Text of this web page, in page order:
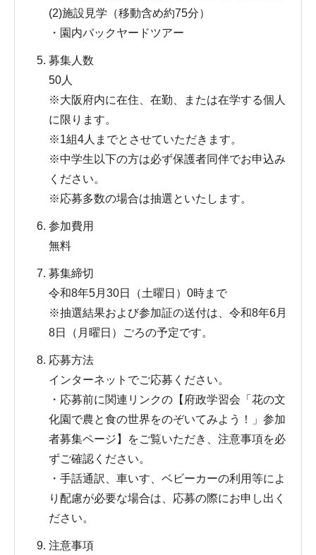
(2)施設見学（移動含め約75分）
・園内バックヤードツアー
募集人数
50人
※大阪府内に在住、在勤、または在学する個人
に限ります。
※1組4人までとさせていただきます。
※中学生以下の方は必ず保護者同伴でお申込み
ください。
※応募多数の場合は抽選といたします。
参加費用
無料
募集締切
令和8年5月30日（土曜日）0時まで
※抽選結果および参加証の送付は、令和8年6月
8日（月曜日）ごろの予定です。
応募方法
インターネットでご応募ください。
・応募前に関連リンクの【府政学習会「花の文
化園で農と食の世界をのぞいてみよう！」参加
者募集ページ】をご覧いただき、注意事項を必
ずご確認ください。
・手話通訳、車いす、ベビーカーの利用等によ
り配慮が必要な場合は、応募の際にお申し出く
ださい。
注意事項